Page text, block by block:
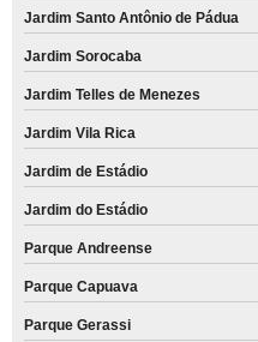
Jardim Santo Antônio de Pádua
Jardim Sorocaba
Jardim Telles de Menezes
Jardim Vila Rica
Jardim de Estádio
Jardim do Estádio
Parque Andreense
Parque Capuava
Parque Gerassi